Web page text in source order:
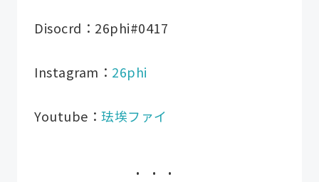
Disocrd：26phi#0417
Instagram： 26phi
Youtube： 珐埃ファイ